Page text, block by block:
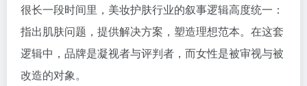
很长一段时间里，美妆护肤行业的叙事逻辑高度统一：
指出肌肤问题，提供解决方案，塑造理想范本。在这套
逻辑中，品牌是凝视者与评判者，而女性是被审视与被
改造的对象。